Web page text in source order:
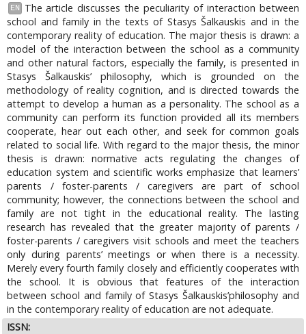
EN
The article discusses the peculiarity of interaction between
school and family in the texts of Stasys Šalkauskis and in the
contemporary reality of education. The major thesis is drawn: a
model of the interaction between the school as a community
and other natural factors, especially the family, is presented in
Stasys Šalkauskis’ philosophy, which is grounded on the
methodology of reality cognition, and is directed towards the
attempt to develop a human as a personality. The school as a
community can perform its function provided all its members
cooperate, hear out each other, and seek for common goals
related to social life. With regard to the major thesis, the minor
thesis is drawn: normative acts regulating the changes of
education system and scientific works emphasize that learners’
parents / foster-parents / caregivers are part of school
community; however, the connections between the school and
family are not tight in the educational reality. The lasting
research has revealed that the greater majority of parents /
foster-parents / caregivers visit schools and meet the teachers
only during parents’ meetings or when there is a necessity.
Merely every fourth family closely and efficiently cooperates with
the school. It is obvious that features of the interaction
between school and family of Stasys Šalkauskis’philosophy and
in the contemporary reality of education are not adequate.
ISSN: